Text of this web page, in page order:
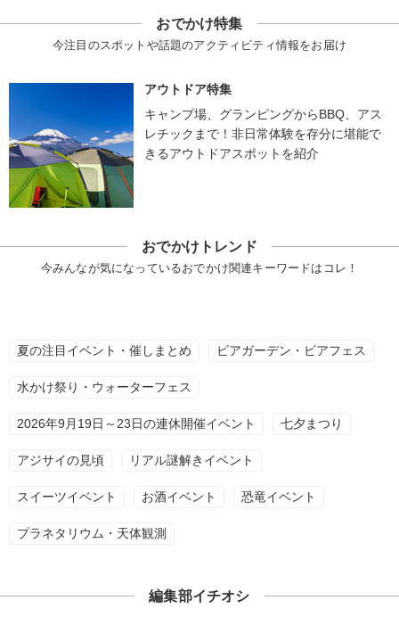
おでかけ特集
今注目のスポットや話題のアクティビティ情報をお届け
アウトドア特集
キャンプ場、グランピングからBBQ、アス
レチックまで！非日常体験を存分に堪能で
きるアウトドアスポットを紹介
おでかけトレンド
今みんなが気になっているおでかけ関連キーワードはコレ！
夏の注目イベント・催しまとめ ビアガーデン・ビアフェス
水かけ祭り・ウォーターフェス
2026年9月19日～23日の連休開催イベント 七夕まつり
アジサイの見頃 リアル謎解きイベント
スイーツイベント お酒イベント 恐竜イベント
プラネタリウム・天体観測
編集部イチオシ